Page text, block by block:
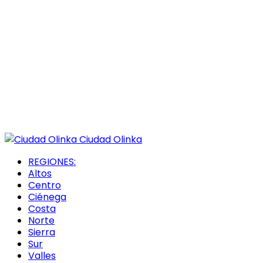
Ciudad Olinka
REGIONES:
Altos
Centro
Ciénega
Costa
Norte
Sierra
Sur
Valles